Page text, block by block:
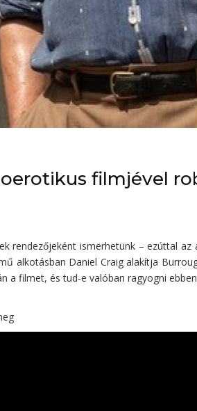
filmjével
rendezőjeként ismerhetünk – ezúttal
alkotásban Daniel Craig alakítja
a filmet, és tud-e valóban ragyogni